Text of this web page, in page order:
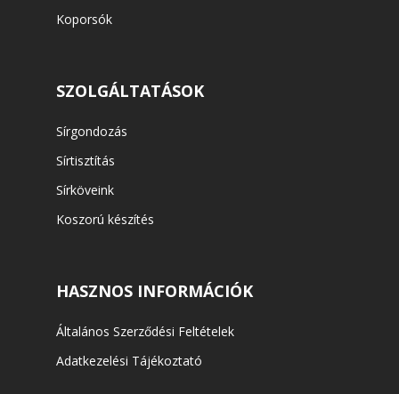
Koporsók
SZOLGÁLTATÁSOK
Sírgondozás
Sírtisztítás
Sírköveink
Koszorú készítés
HASZNOS INFORMÁCIÓK
Általános Szerződési Feltételek
Adatkezelési Tájékoztató